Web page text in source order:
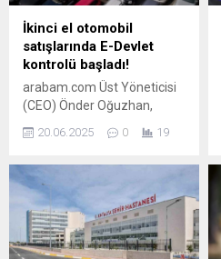
inceleniyor; yetkililer
soruşturmanın seyrine göre
ek işlemler yapılacağını
açıkladı. Olayla ilgili resmi
açıklamalar ve deliller
üzerinde çalışılmaya devam
ediyor. Operasyonun
Kapsamı Gözaltına...
İkinci el otomobil
satışlarında E-Devlet
kontrolü başladı!
arabam.com Üst Yöneticisi
(CEO) Önder Oğuzhan,
16 Haziran 2025'te hayata
doğrulama zorunluluğunun,
ikinci el araç piyasasında
önemli bir dönüşüm
sağladığını belirterek, "Bu
düzenlemeyi ...
20.06.2025 0 19